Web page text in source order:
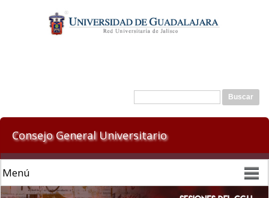
contenido
principal
Formulario de búsqueda
Buscar
Consejo General Universitario